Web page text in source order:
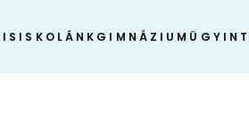
ISKOLÁNK GIMNÁZIUM